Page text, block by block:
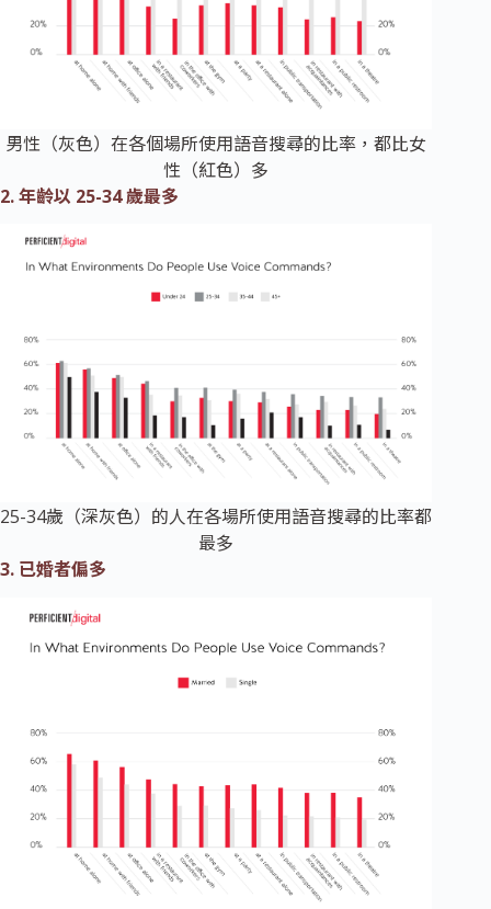
男性（灰色）在各個場所使用語音搜尋的比率，都比女
性（紅色）多
2. 年齡以 25-34 歲最多
25-34歲（深灰色）的人在各場所使用語音搜尋的比率都
最多
3. 已婚者偏多